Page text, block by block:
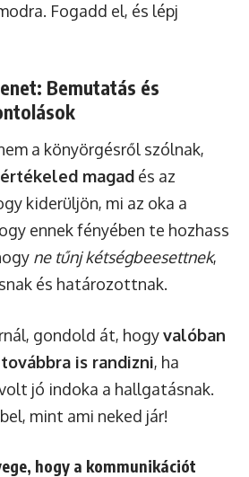
Fogadd el, és lépj
Bemutatás és
a könyörgésről szólnak,
értékeled magad és az
kiderüljön, mi az oka a
ennek fényében te hozhass
ne tűnj kétségbeesettnek,
és határozottnak.
gondold át, hogyvalóban
is randizni, ha
jó indoka a hallgatásnak.
mint ami neked jár!
hogy a kommunikációt